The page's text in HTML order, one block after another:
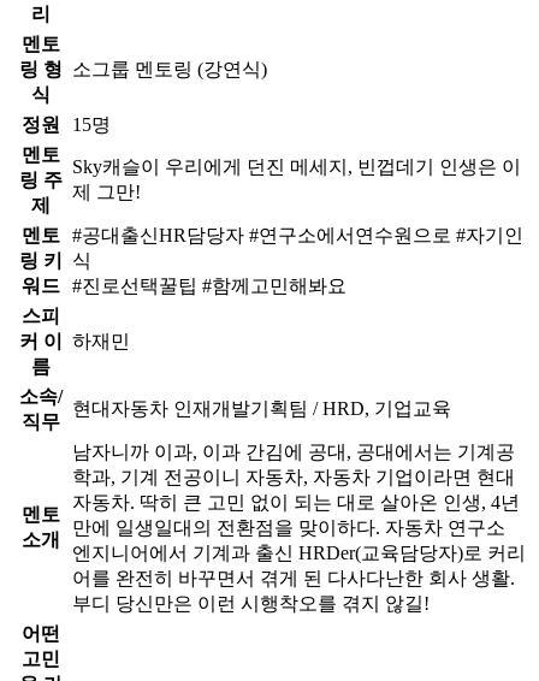
리
멘토
링 형
식
소그룹 멘토링 (강연식)
정원
15명
멘토
링 주
제
Sky캐슬이 우리에게 던진 메세지, 빈껍데기 인생은 이
제 그만!
멘토
링 키
워드
#공대출신HR담당자 #연구소에서연수원으로 #자기인
식
#진로선택꿀팁 #함께고민해봐요
스피
커 이
름
하재민
소속/
직무
현대자동차 인재개발기획팀 / HRD, 기업교육
멘토
소개
남자니까 이과, 이과 간김에 공대, 공대에서는 기계공
학과, 기계 전공이니 자동차, 자동차 기업이라면 현대
자동차. 딱히 큰 고민 없이 되는 대로 살아온 인생, 4년
만에 일생일대의 전환점을 맞이하다. 자동차 연구소
엔지니어에서 기계과 출신 HRDer(교육담당자)로 커리
어를 완전히 바꾸면서 겪게 된 다사다난한 회사 생활.
부디 당신만은 이런 시행착오를 겪지 않길!
어떤
고민